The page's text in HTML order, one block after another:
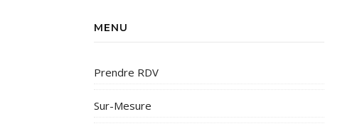
MENU
Prendre RDV
Sur-Mesure